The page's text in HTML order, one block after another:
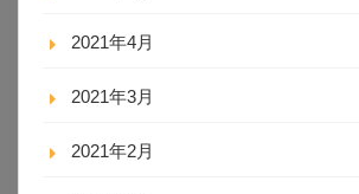
2021年4月
2021年3月
2021年2月